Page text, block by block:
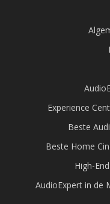
Experience
Beste
Beste Home
High-
AudioExpert in de